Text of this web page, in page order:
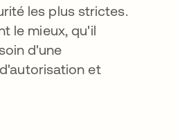
les plus strictes.
le mieux, qu'il
d'une
et